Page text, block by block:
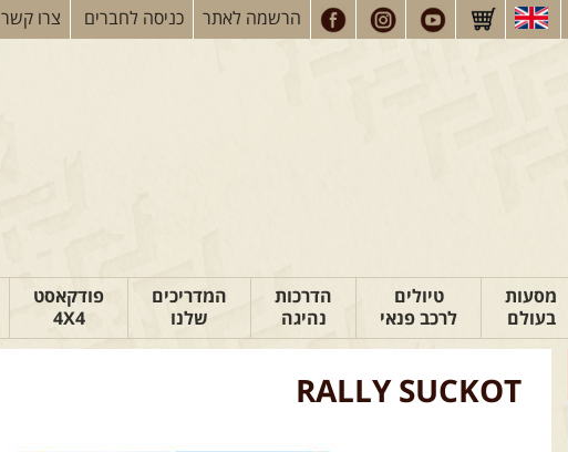
הרשמה לאתר כניסה לחברים צרו קשר
מסעות
בעולם
טיולים
לרכב פנאי
הדרכות
נהיגה
המדריכים
שלנו
פודקאסט
4X4
RALLY SUCKOT